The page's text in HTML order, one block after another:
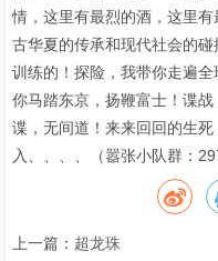
情，这里有最烈的酒，这里
古华夏的传承和现代社会的
训练的！探险，我带你走遍
你马踏东京，扬鞭富士！谍
谍，无间道！来来回回的生
入、、、、（嚣张小队群：
上一篇： 超龙珠